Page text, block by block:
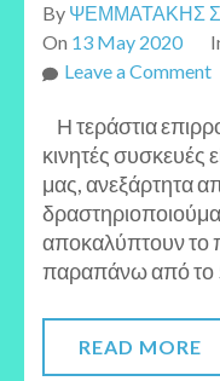
By ΨΕΜΜΑΤΑΚΗΣ
On 13 May 2020
Leave a Commenton
Η τεράστια
κινητές συσκευές
μας, ανεξάρτητα
αποκαλύπτουν το
παραπάνω από το
READ MORE